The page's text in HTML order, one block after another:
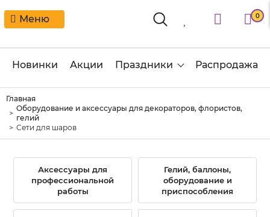
Меню 0
Новинки Акции Праздники Распродажа
Главная
Оборудование и аксессуары для декораторов, флористов,
гелий
Сети для шаров
Аксессуары для
профессиональной
работы
Гелий, баллоны,
оборудование и
приспособления